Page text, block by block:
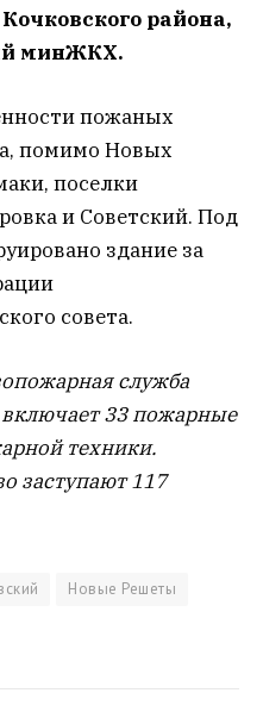
района,
минЖКХ.
пожаных
помимо Новых
поселки
и Советский. Под
здание за
совета.
служба
33 пожарные
техники.
заступают 117
Новые Решеты